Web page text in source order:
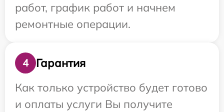
работ, график работ и начнем
ремонтные операции.
4
Гарантия
Как только устройство будет готово
и оплаты услуги Вы получите